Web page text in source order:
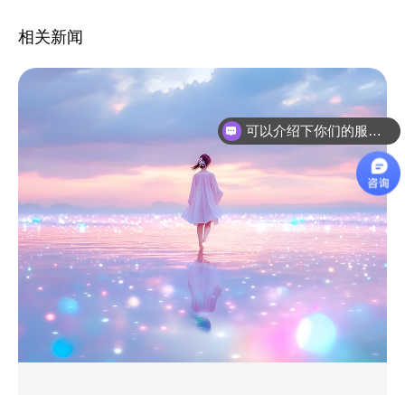
相关新闻
可以介绍下你们的服务么？